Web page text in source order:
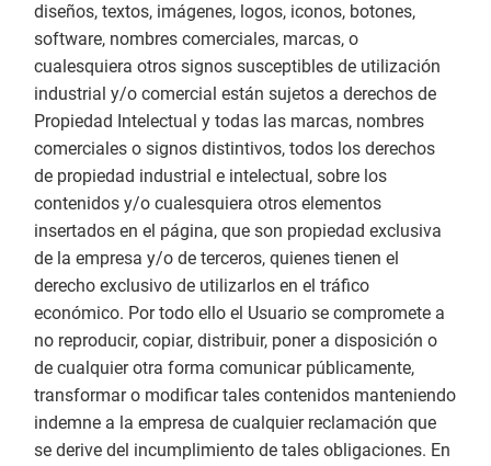
diseños, textos, imágenes, logos, iconos, botones,
software, nombres comerciales, marcas, o
cualesquiera otros signos susceptibles de utilización
industrial y/o comercial están sujetos a derechos de
Propiedad Intelectual y todas las marcas, nombres
comerciales o signos distintivos, todos los derechos
de propiedad industrial e intelectual, sobre los
contenidos y/o cualesquiera otros elementos
insertados en el página, que son propiedad exclusiva
de la empresa y/o de terceros, quienes tienen el
derecho exclusivo de utilizarlos en el tráfico
económico. Por todo ello el Usuario se compromete a
no reproducir, copiar, distribuir, poner a disposición o
de cualquier otra forma comunicar públicamente,
transformar o modificar tales contenidos manteniendo
indemne a la empresa de cualquier reclamación que
se derive del incumplimiento de tales obligaciones. En